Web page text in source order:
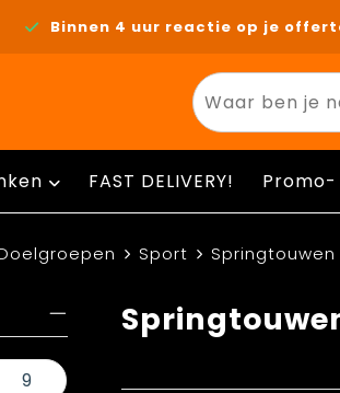
Binnen 4 uur reactie op je
FAST DELIVERY!
Sport Springtouwen